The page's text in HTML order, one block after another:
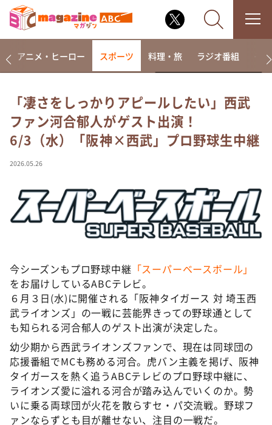
なるみ・岡村の過ぎるTV
相席食堂
これ余談なんですけど・・・
て真剣です
探偵！ナイトスクープ
news おかえり
DAIGOも台所 ～きょうの献立 何にする？～
本日はダイアンなり！シーズン２
朝だ！生です旅サラダ
教えて！ニュースライブ 正義のミカタ
ＬＩＦＥ～夢のカタチ～
新婚さんいらっしゃい！
ポツンと一軒家
アニメ・ヒーロー スポーツ 料理・旅 ラジオ番組 そ
「凄さをしっかりアピールしたい」西武
ファン河合郁人がゲスト出演！
6/3（水）「阪神×西武」プロ野球生中継
2026.05.26
今シーズンもプロ野球中継 「スーパーベースボール」
をお届けしているABCテレビ。
６月３日(水)に開催される「阪神タイガース 対 埼玉西
武ライオンズ」の一戦に芸能界きっての野球通として
も知られる河合郁人のゲスト出演が決定した。
幼少期から西武ライオンズファンで、現在は同球団の
応援番組でMCも務める河合。虎バン主義を掲げ、阪神
タイガースを熱く追うABCテレビのプロ野球中継に、
ライオンズ愛に溢れる河合が踏み込んでいくのか。勢
いに乗る両球団が火花を散らすセ・パ交流戦。野球フ
ァンならずとも目が離せない、注目の一戦だ。